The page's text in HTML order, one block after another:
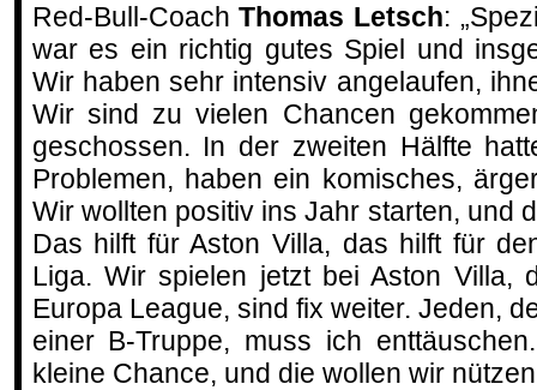
Red-Bull-CoachThomas Letsch:
war es ein richtig gutes Spiel und
Wir haben sehr intensiv angelaufen,
Wir sind zu vielen Chancen
geschossen. In der zweiten Hälfte
Problemen, haben ein komisches,
Wir wollten positiv ins Jahr starten, und
Das hilft für Aston Villa, das hilft für
Liga. Wir spielen jetzt bei Aston Villa,
Europa League, sind fix weiter. Jeden,
einer B-Truppe, muss ich
kleine Chance, und die wollen wir